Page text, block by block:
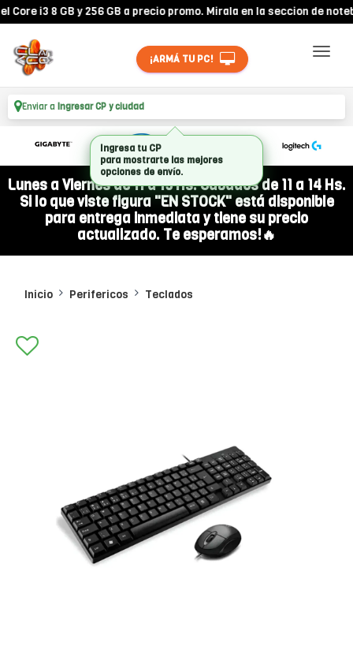
i3 8 GB y 256 GB a precio promo. Mirala en la seccion de
¡ARMÁ TU PC!
Enviar a Ingresar CP y ciudad
Lunes a Viernes de 11 a 19 Hs. Sábados de 11 a 14 Hs.
Si lo que viste figura "EN STOCK" está disponible
para entrega inmediata y tiene su precio
actualizado. Te esperamos!🔥
Inicio Perifericos Teclados
Ingresa tu CP
para mostrarte las mejores
opciones de envío.